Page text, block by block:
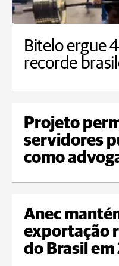
Bitelo ergue
recorde
Projeto
servidores
como
Anec
exportação
do Brasil